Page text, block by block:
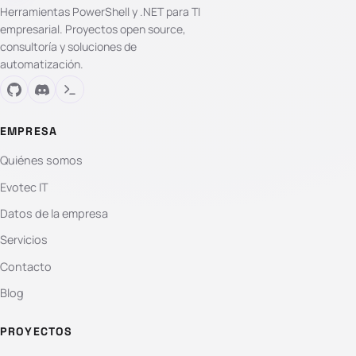
Herramientas PowerShell y .NET para TI
empresarial. Proyectos open source,
consultoría y soluciones de
automatización.
EMPRESA
Quiénes somos
Evotec IT
Datos de la empresa
Servicios
Contacto
Blog
PROYECTOS